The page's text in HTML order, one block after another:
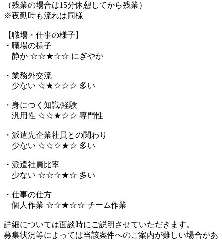
（残業の場合は15分休憩してから残業）
※夜勤時も流れは同様
【職場・仕事の様子】
・職場の様子
静か ☆☆★☆☆ にぎやか
・業務外交流
少ない ☆★☆☆☆ 多い
・身につく知識/経験
汎用性 ☆☆★☆☆ 専門性
・派遣先企業社員との関わり
少ない ☆☆☆★☆ 多い
・派遣社員比率
少ない ☆☆☆★☆ 多い
・仕事の仕方
個人作業 ☆☆★☆☆ チーム作業
詳細については面談時にご説明させていただきます。
募集状況等によっては当該案件へのご案内が難しい場合があ